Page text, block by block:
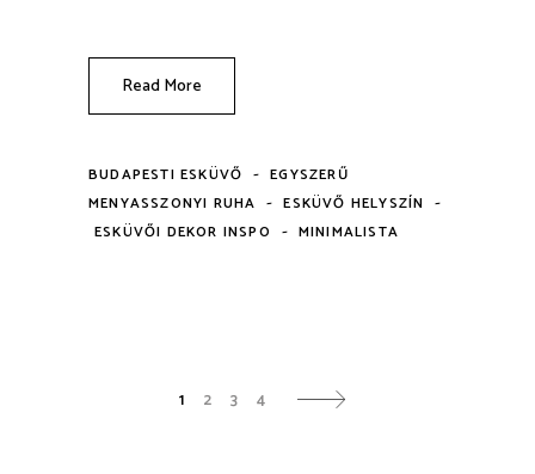
Read More
BUDAPESTI ESKÜVŐ - EGYSZERŰ
MENYASSZONYI RUHA - ESKÜVŐ HELYSZÍN -
ESKÜVŐI DEKOR INSPO - MINIMALISTA
1 2 3 4